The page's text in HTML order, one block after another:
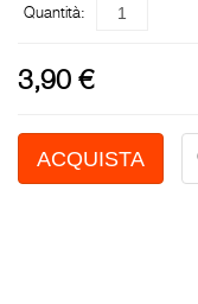
Quantità:
3,90 €